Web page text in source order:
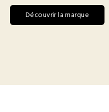
Découvrir la marque
Montres Accessoires